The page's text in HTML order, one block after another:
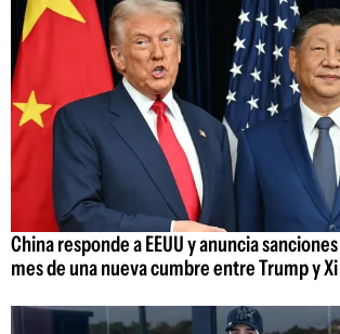
China responde a EEUU y anuncia
mes de una nueva cumbre entre Trump y Xi